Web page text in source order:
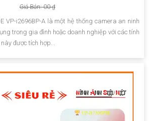
Giá Bán: 00 ₫
VP-i2696BP-A là một hệ thống camera an ninh
trong gia đình hoặc doanh nghiệp với các tính
được tích hợp...